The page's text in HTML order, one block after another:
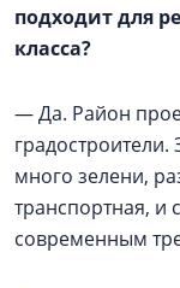
подходит для
класса?
— Да. Район
много зелени,
транспортная, и
современным